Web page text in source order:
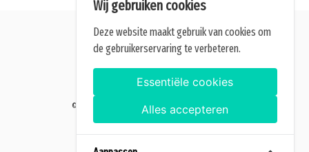
Alle getoonde prijzen zijn incl. BTW.
Algemene Voorwaarden
Manage cookies
©2026 Home of Grow — Alle rechten voorbehouden.
Wij gebruiken cookies
Deze website maakt gebruik van cookies om
de gebruikerservaring te verbeteren.
Essentiële cookies
Alles accepteren